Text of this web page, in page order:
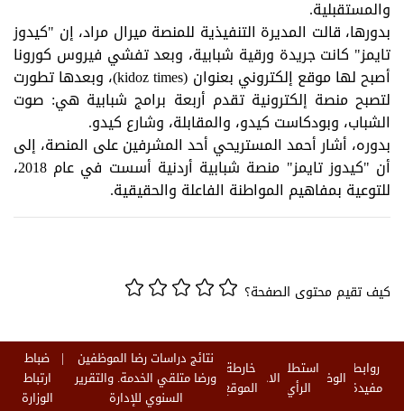
والمستقبلية.
بدورها، قالت المديرة التنفيذية للمنصة ميرال مراد، إن "كيدوز
تايمز" كانت جريدة ورقية شبابية، وبعد تفشي فيروس كورونا
أصبح لها موقع إلكتروني بعنوان (kidoz times)، وبعدها تطورت
لتصبح منصة إلكترونية تقدم أربعة برامج شبابية هي: صوت
الشباب، وبودكاست كيدو، والمقابلة، وشارع كيدو.
بدوره، أشار أحمد المستريحي أحد المشرفين على المنصة، إلى
أن "كيدوز تايمز" منصة شبابية أردنية أسست في عام 2018،
للتوعية بمفاهيم المواطنة الفاعلة والحقيقية.
كيف تقيم محتوى الصفحة؟
روابط
مفيدة الوظائفاستطلاع
الرأي الاخبارخارطة
الموقع
نتائج دراسات رضا الموظفين
ورضا متلقي الخدمة. والتقرير
السنوي للإدارة
ضباط
ارتباط
الوزارة